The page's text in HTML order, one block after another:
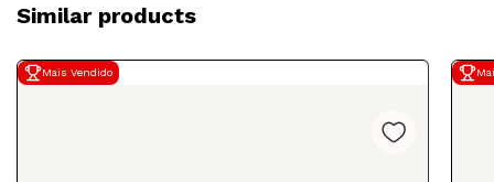
Similar products
Mais Vendido